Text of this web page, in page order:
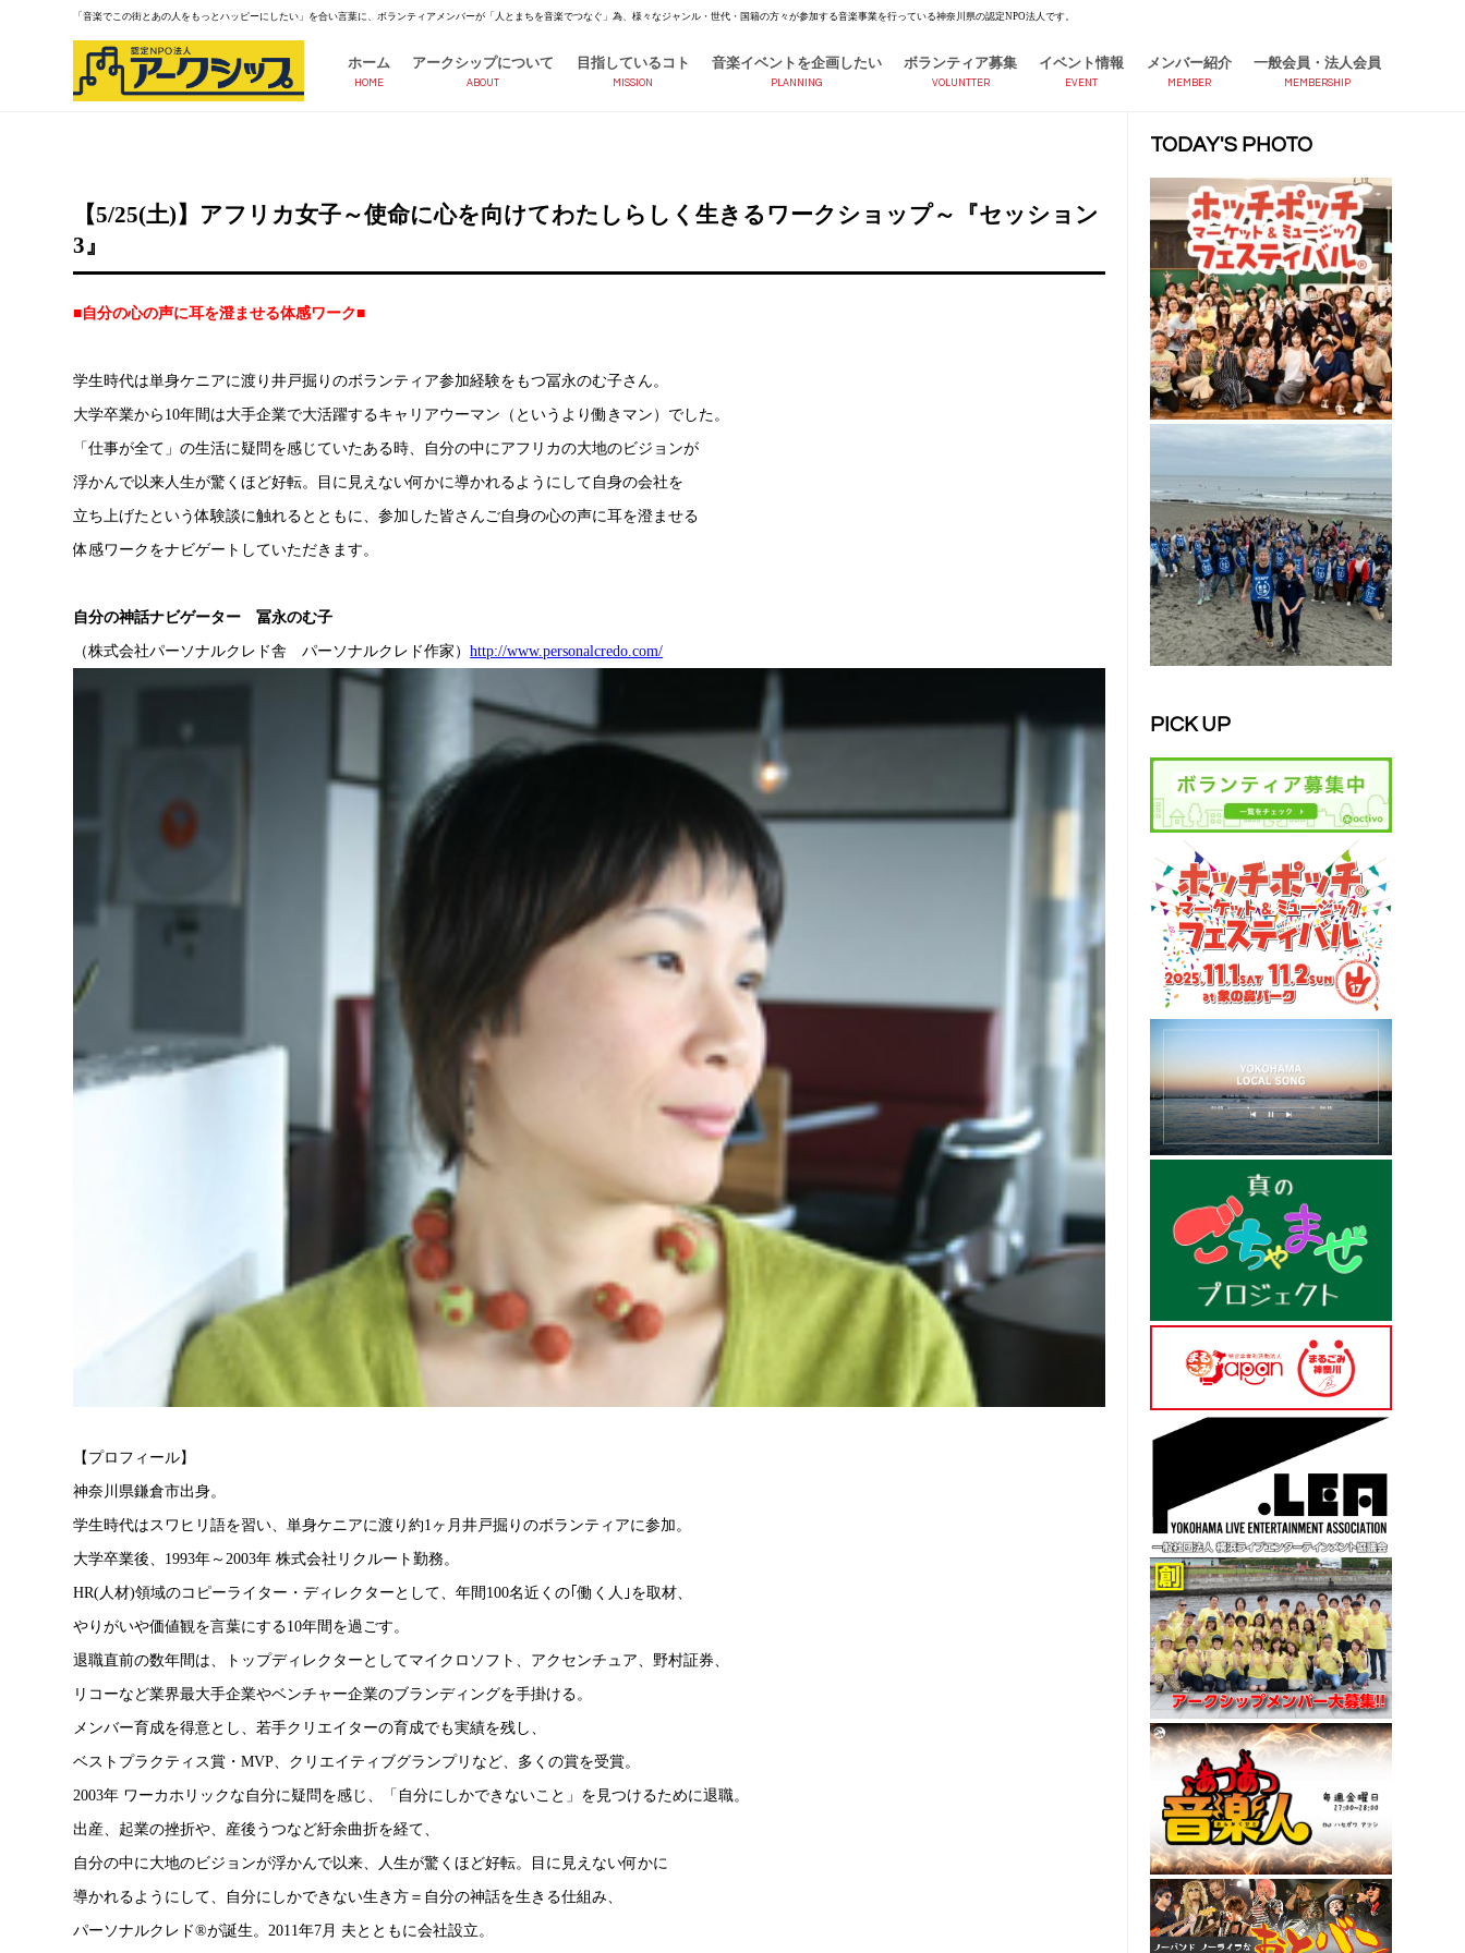
「音楽でこの街とあの人をもっとハッピーにしたい」を合い言葉に、ボランティアメンバーが「人とまちを音楽でつなぐ」為、様々なジャンル・世代・国籍の方々が参加する音楽事業を行っている神奈川県の認定NPO法人です。
ホーム
HOME
アークシップについて
ABOUT
目指しているコト
MISSION
音楽イベントを企画したい
PLANNING
ボランティア募集
VOLUNTTER
イベント情報
EVENT
メンバー紹介
MEMBER
一般会員・法人会員
MEMBERSHIP
【5/25(土)】アフリカ女子～使命に心を向けてわたしらしく生きるワークショップ～『セッション
3』
■自分の心の声に耳を澄ませる体感ワーク■
学生時代は単身ケニアに渡り井戸掘りのボランティア参加経験をもつ冨永のむ子さん。
大学卒業から10年間は大手企業で大活躍するキャリアウーマン（というより働きマン）でした。
「仕事が全て」の生活に疑問を感じていたある時、自分の中にアフリカの大地のビジョンが
浮かんで以来人生が驚くほど好転。目に見えない何かに導かれるようにして自身の会社を
立ち上げたという体験談に触れるとともに、参加した皆さんご自身の心の声に耳を澄ませる
体感ワークをナビゲートしていただきます。
自分の神話ナビゲーター 冨永のむ子
（株式会社パーソナルクレド舎 パーソナルクレド作家）http://www.personalcredo.com/
【プロフィール】
神奈川県鎌倉市出身。
学生時代はスワヒリ語を習い、単身ケニアに渡り約1ヶ月井戸掘りのボランティアに参加。
大学卒業後、1993年～2003年 株式会社リクルート勤務。
HR(人材)領域のコピーライター・ディレクターとして、年間100名近くの｢働く人｣を取材、
やりがいや価値観を言葉にする10年間を過ごす。
退職直前の数年間は、トップディレクターとしてマイクロソフト、アクセンチュア、野村証券、
リコーなど業界最大手企業やベンチャー企業のブランディングを手掛ける。
メンバー育成を得意とし、若手クリエイターの育成でも実績を残し、
ベストプラクティス賞・MVP、クリエイティブグランプリなど、多くの賞を受賞。
2003年 ワーカホリックな自分に疑問を感じ、「自分にしかできないこと」を見つけるために退職。
出産、起業の挫折や、産後うつなど紆余曲折を経て、
自分の中に大地のビジョンが浮かんで以来、人生が驚くほど好転。目に見えない何かに
導かれるようにして、自分にしかできない生き方＝自分の神話を生きる仕組み、
パーソナルクレド®が誕生。2011年7月 夫とともに会社設立。
TODAY'S PHOTO
PICK UP